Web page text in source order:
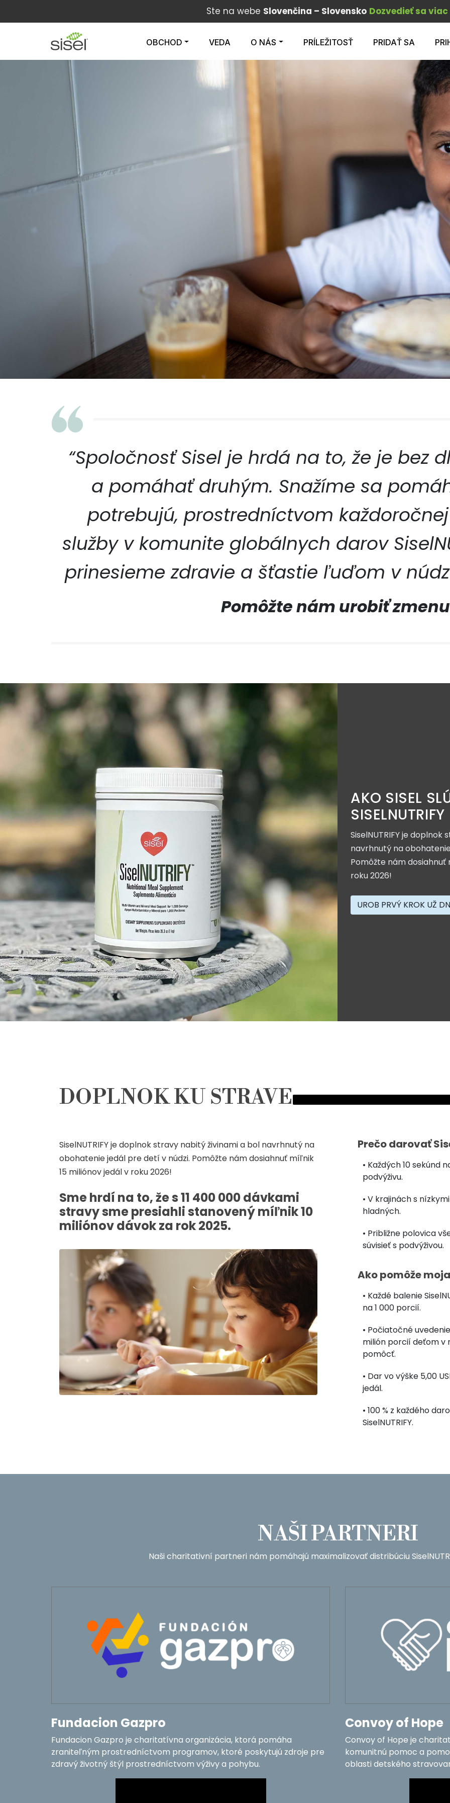
Ste na webe Slovenčina – Slovensko Dozvedieť sa viac
OBCHOD VEDA O NÁS PRÍLEŽITOSŤ PRIDAŤ SA
SLUŽBY SISEL
“Spoločnosť Sisel je hrdá na to, že je bez
a pomáhať druhým. Snažíme sa
potrebujú, prostredníctvom
služby v komunite globálnych darov
prinesieme zdravie a šťastie ľuďom v
Pomôžte nám urobiť
AKO SISEL
SISELNUTRIFY
SiselNUTRIFY je
navrhnutý na
Pomôžte nám dosiahnuť
roku 2026!
UROB PRVÝ KROK UŽ
DOPLNOK KU STRAVE
SiselNUTRIFY je doplnok stravy nabitý živinami a bol navrhnutý na
obohatenie jedál pre detí v núdzi. Pomôžte nám dosiahnuť míľnik
15 miliónov jedál v roku 2026!
Sme hrdí na to, že s 11 400 000 dávkami
stravy sme presiahli stanovený míľnik 10
miliónov dávok za rok 2025.
Prečo darovať
• Každých 10 sekúnd
podvýživu.
• V krajinách s
hladných.
• Približne polovica
súvisieť s podvýživou.
Ako pomôže
• Každé balenie
na 1 000 porcií.
• Počiatočné
milión porcií deťom v
pomôcť.
• Dar vo výške 5,00
jedál.
• 100 % z každého
SiselNUTRIFY.
NAŠI PARTNERI
Naši charitativní partneri nám pomáhajú maximalizovať distribúciu
Fundacion Gazpro
Fundacion Gazpro je charitatívna organizácia, ktorá pomáha
zraniteľným prostredníctvom programov, ktoré poskytujú zdroje pre
zdravý životný štýl prostredníctvom výživy a pohybu.
Convoy of Hope
Convoy of Hope je
komunitnú pomoc a
oblasti detského